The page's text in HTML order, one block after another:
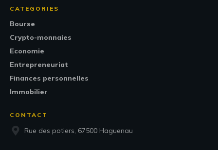
CATEGORIES
Bourse
Crypto-monnaies
Economie
Entrepreneuriat
Finances personnelles
Immobilier
CONTACT
Rue des potiers, 67500 Haguenau